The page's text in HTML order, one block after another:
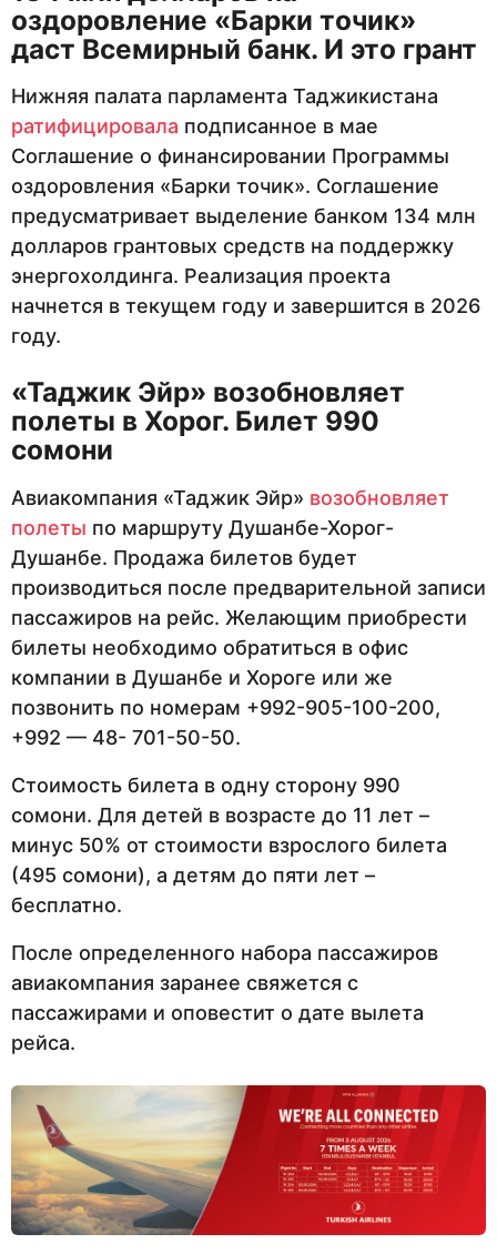
оздоровление «Барки точик»
даст Всемирный банк. И это грант
Нижняя палата парламента Таджикистана
ратифицировала подписанное в мае
Соглашение о финансировании Программы
оздоровления «Барки точик». Соглашение
предусматривает выделение банком 134 млн
долларов грантовых средств на поддержку
энергохолдинга. Реализация проекта
начнется в текущем году и завершится в 2026
году.
«Таджик Эйр» возобновляет
полеты в Хорог. Билет 990
сомони
Авиакомпания «Таджик Эйр» возобновляет
полеты по маршруту Душанбе-Хорог-
Душанбе. Продажа билетов будет
производиться после предварительной записи
пассажиров на рейс. Желающим приобрести
билеты необходимо обратиться в офис
компании в Душанбе и Хороге или же
позвонить по номерам +992-905-100-200,
+992 — 48- 701-50-50.
Стоимость билета в одну сторону 990
сомони. Для детей в возрасте до 11 лет –
минус 50% от стоимости взрослого билета
(495 сомони), а детям до пяти лет –
бесплатно.
После определенного набора пассажиров
авиакомпания заранее свяжется с
пассажирами и оповестит о дате вылета
рейса.